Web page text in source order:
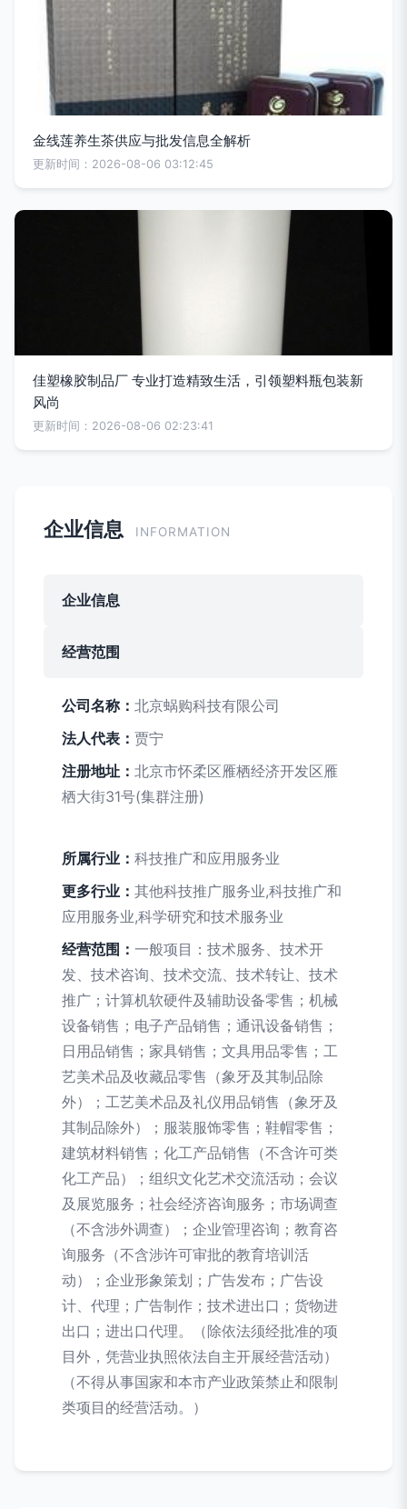
金线莲养生茶供应与批发信息全解析
更新时间：2026-08-06 03:12:45
佳塑橡胶制品厂 专业打造精致生活，引领塑料瓶包装新
风尚
更新时间：2026-08-06 02:23:41
企业信息 INFORMATION
企业信息
经营范围
公司名称： 北京蜗购科技有限公司
法人代表： 贾宁
注册地址： 北京市怀柔区雁栖经济开发区雁
栖大街31号(集群注册)
所属行业： 科技推广和应用服务业
更多行业： 其他科技推广服务业,科技推广和
应用服务业,科学研究和技术服务业
经营范围： 一般项目：技术服务、技术开
发、技术咨询、技术交流、技术转让、技术
推广；计算机软硬件及辅助设备零售；机械
设备销售；电子产品销售；通讯设备销售；
日用品销售；家具销售；文具用品零售；工
艺美术品及收藏品零售（象牙及其制品除
外）；工艺美术品及礼仪用品销售（象牙及
其制品除外）；服装服饰零售；鞋帽零售；
建筑材料销售；化工产品销售（不含许可类
化工产品）；组织文化艺术交流活动；会议
及展览服务；社会经济咨询服务；市场调查
（不含涉外调查）；企业管理咨询；教育咨
询服务（不含涉许可审批的教育培训活
动）；企业形象策划；广告发布；广告设
计、代理；广告制作；技术进出口；货物进
出口；进出口代理。（除依法须经批准的项
目外，凭营业执照依法自主开展经营活动）
（不得从事国家和本市产业政策禁止和限制
类项目的经营活动。）